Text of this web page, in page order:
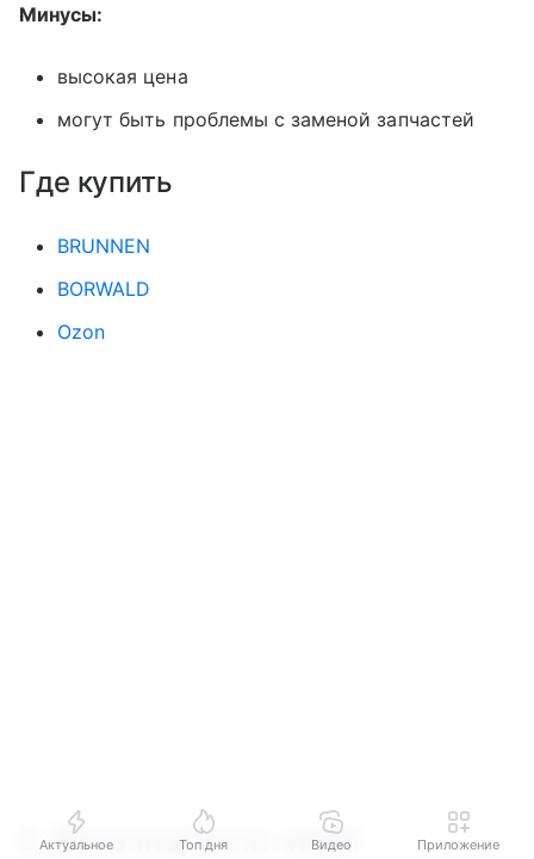
Минусы:
высокая цена
могут быть проблемы с заменой запчастей
Где купить
BRUNNEN
BORWALD
Ozon
5. Roca Inspira in-wash
Актуальное Топ дня Видео Приложение